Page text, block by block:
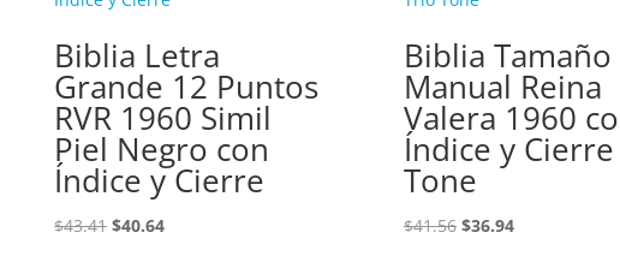
Biblia Letra
Grande 12 Puntos
RVR 1960 Simil
Piel Negro con
Índice y Cierre
$43.41 Original
$40.64Current
Biblia Tamaño
Manual Reina
Valera 1960
Índice y
Tone
$41.56 Original
$36.94Current